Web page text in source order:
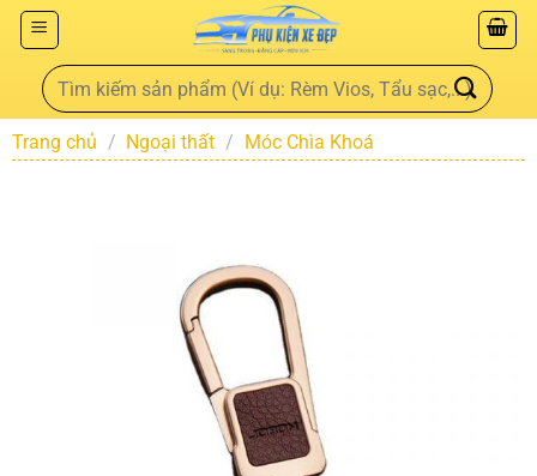
Trang chủ / Ngoại thất / Móc Chìa Khoá